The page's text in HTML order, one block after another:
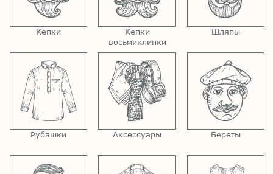
Кепки
Кепки
восьмиклинки
Шляпы
Рубашки Аксессуары Береты